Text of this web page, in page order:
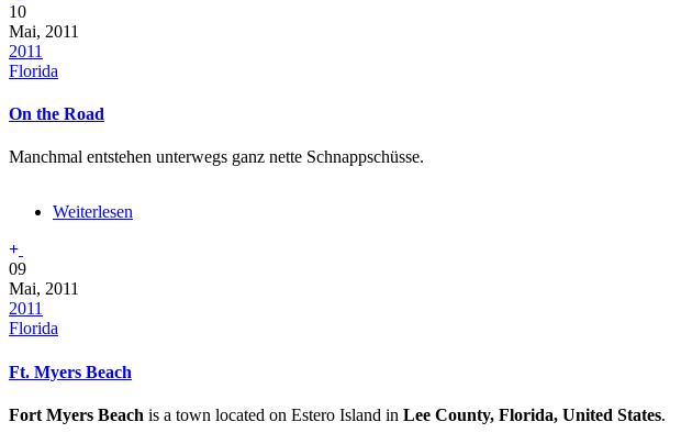
10
Mai, 2011
2011
Florida
On the Road
Manchmal entstehen unterwegs ganz nette Schnappschüsse.
Weiterlesen
09
Mai, 2011
2011
Florida
Ft. Myers Beach
Fort Myers Beach is a town located on Estero Island in Lee County, Florida, United States.